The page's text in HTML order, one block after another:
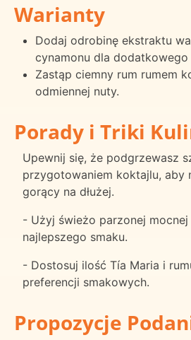
Warianty
Dodaj odrobinę ekstraktu
cynamonu dla dodatkowego
Zastąp ciemny rum rumem
odmiennej nuty.
Porady i Triki
Upewnij się, że podgrzewasz
przygotowaniem koktajlu, aby
gorący na dłużej.
- Użyj świeżo parzonej
najlepszego smaku.
- Dostosuj ilość Tía Maria i
preferencji smakowych.
Propozycje